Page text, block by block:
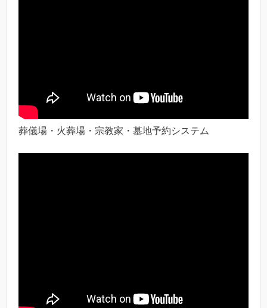
葬儀場・火葬場・宗教家・墓地予約システム